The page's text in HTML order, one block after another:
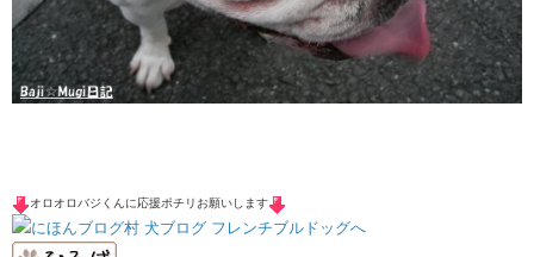
オロオロバジくんに応援ポチリお願いします